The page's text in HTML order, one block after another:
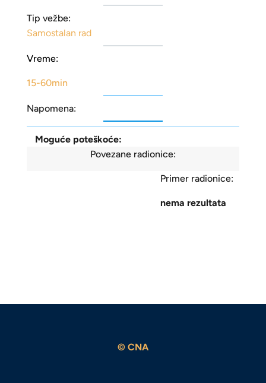
Tip vežbe:
Samostalan rad
Vreme:
15-60min
Napomena:
Moguće poteškoće:
Povezane radionice:
Primer radionice:
nema rezultata
© CNA